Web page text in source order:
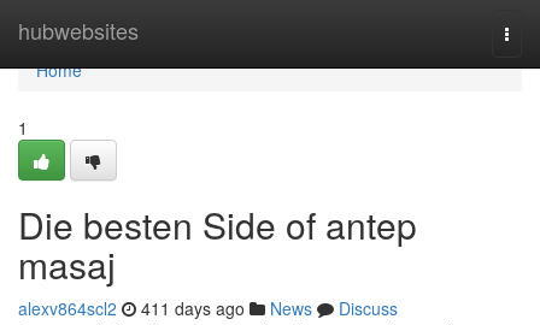
hubwebsites
Home
Home
1
Die besten Side of antep
masaj
alexv864scl2 411 days ago News
Discuss